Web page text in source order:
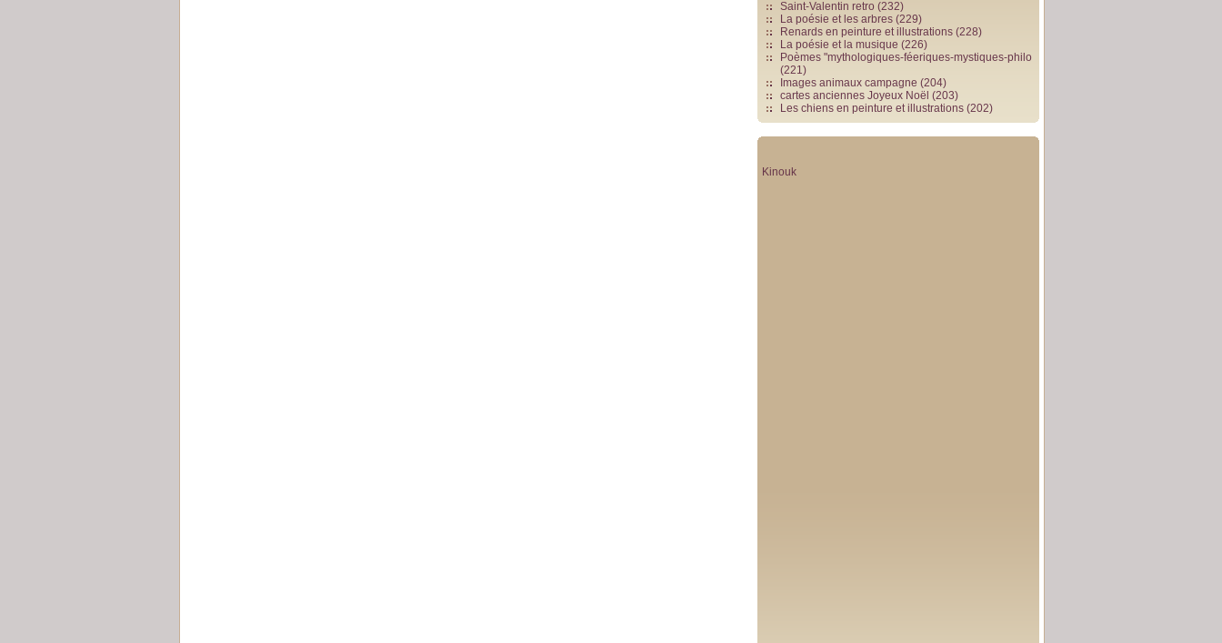
Saint-Valentin retro (232)
La poésie et les arbres (229)
Renards en peinture et illustrations (228)
La poésie et la musique (226)
Poèmes "mythologiques-féeriques-mystiques-philo
(221)
Images animaux campagne (204)
cartes anciennes Joyeux Noël (203)
Les chiens en peinture et illustrations (202)
Kinouk